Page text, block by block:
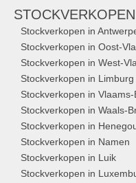
STOCKVERKOPEN
Stockverkopen in
Stockverkopen in Oost-
Stockverkopen in West-
Stockverkopen in Limburg
Stockverkopen in
Stockverkopen in Waals-
Stockverkopen in
Stockverkopen in Namen
Stockverkopen in Luik
Stockverkopen in